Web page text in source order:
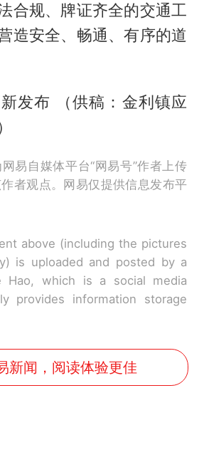
合规、牌证齐全的交通工
造安全、畅通、有序的道
发布 （供稿：金利镇应
易自媒体平台“网易号”作者上传
者观点。网易仅提供信息发布平
above (including the pictures
is uploaded and posted by a
Hao, which is a social media
provides information storage
新闻，阅读体验更佳